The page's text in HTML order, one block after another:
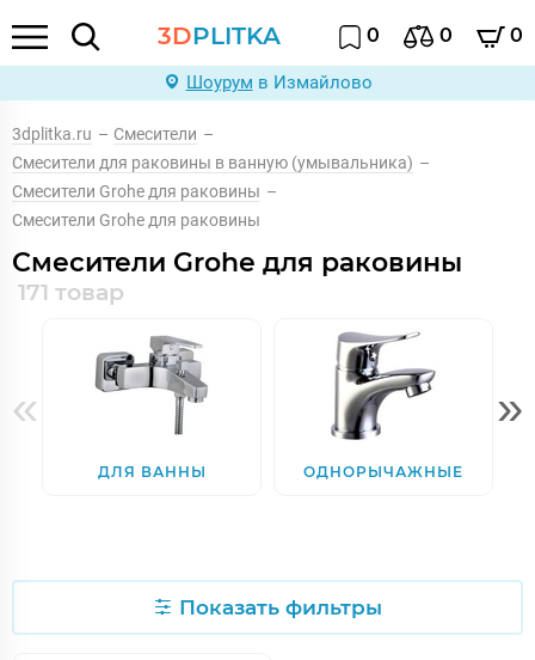
3DPLITKA 0 0 0
Шоурум в Измайлово
3dplitka.ru – Смесители –
Смесители для раковины в ванную (умывальника) –
Смесители Grohe для раковины –
Смесители Grohe для раковины
Смесители Grohe для раковины
171 товар
ДЛЯ ВАННЫ ОДНОРЫЧАЖНЫЕ
« »
Показать фильтры